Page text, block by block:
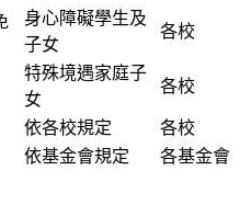
身心障礙學生及
子女
各校
特殊境遇家庭子
女
各校
依各校規定
各校
依基金會規定 各基金會